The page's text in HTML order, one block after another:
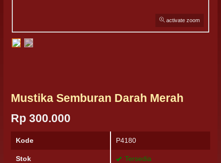
activate zoom
Mustika Semburan Darah Merah
Rp 300.000
Kode P4180
Stok Tersedia